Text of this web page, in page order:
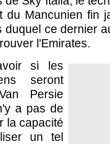
du Mancunien fin
duquel ce dernier
l'Emirates.
si les
seront
Persie
a pas de
la capacité
un tel